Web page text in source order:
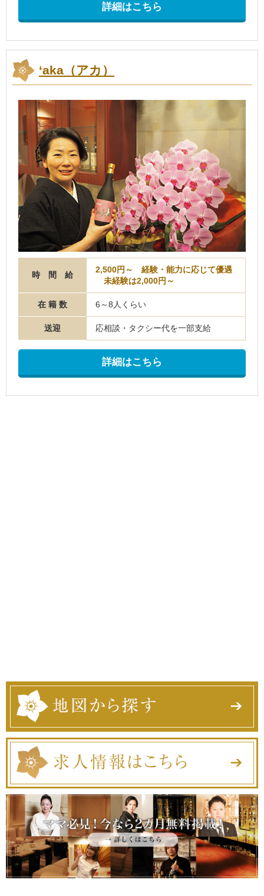
詳細はこちら
‘aka（アカ）
時 間 給
2,500円～ 経験・能力に応じて優遇
未経験は2,000円～
在 籍 数 6～8人くらい
送迎 応相談・タクシー代を一部支給
詳細はこちら